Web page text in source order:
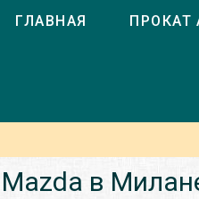
ГЛАВНАЯ ПРОКАТ
в